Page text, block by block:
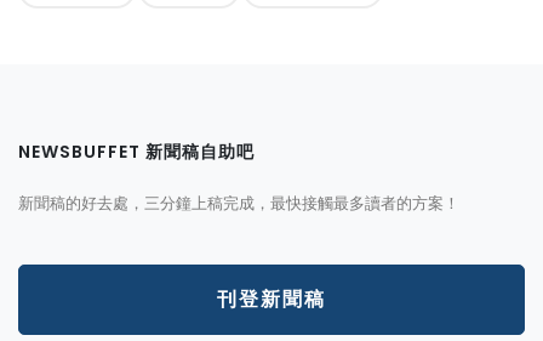
NEWSBUFFET 新聞稿自助吧
新聞稿的好去處，三分鐘上稿完成，最快接觸最多讀者的方案！
刊登新聞稿